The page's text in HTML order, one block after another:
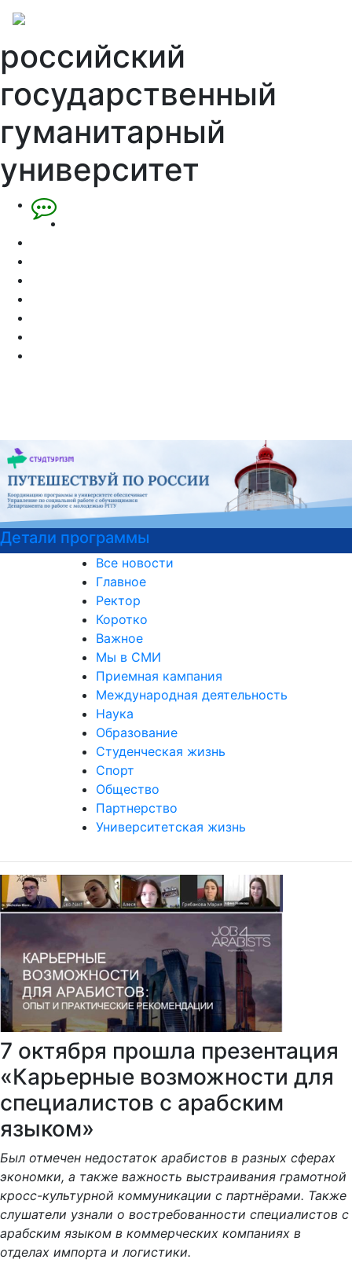
российский
государственный
гуманитарный
университет
Подготовительные курсы к
Все новости
Главное
Ректор
Коротко
Важное
Мы в СМИ
Приемная кампания
Международная деятельность
Наука
Образование
Студенческая жизнь
Спорт
Общество
Партнерство
Университетская жизнь
7 октября прошла презентация
«Карьерные возможности для
специалистов с арабским
языком»
Был отмечен недостаток арабистов в разных сферах
экономки, а также важность выстраивания грамотной
кросс-культурной коммуникации с партнёрами. Также
слушатели узнали о востребованности специалистов с
арабским языком в коммерческих компаниях в
отделах импорта и логистики.